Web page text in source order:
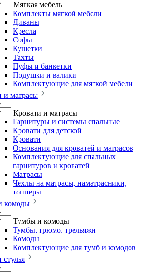
Мягкая мебель
Комплекты мягкой мебели
Диваны
Кресла
Софы
Кушетки
Тахты
Пуфы и банкетки
Подушки и валики
Комплектующие для мягкой мебели
и матрасы
Кровати и матрасы
Гарнитуры и системы спальные
Кровати для детской
Кровати
Основания для кроватей и матрасов
Комплектующие для спальных
гарнитуров и кроватей
Матрасы
Чехлы на матрасы, наматрасники,
топперы
комоды
Тумбы и комоды
Тумбы, трюмо, трельяжи
Комоды
Комплектующие для тумб и комодов